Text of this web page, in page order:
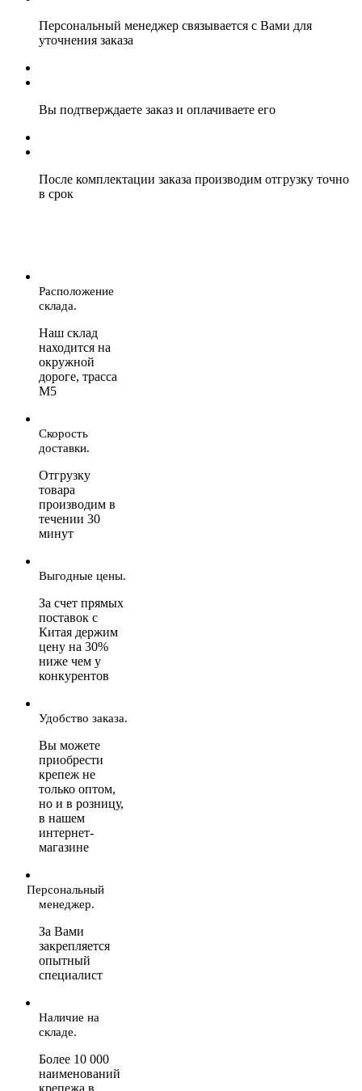
Персональный менеджер связывается с Вами для
уточнения заказа
Вы подтверждаете заказ и оплачиваете его
После комплектации заказа производим отгрузку точно
в срок
Расположение
склада.
Наш склад
находится на
окружной
дороге, трасса
М5
Скорость
доставки.
Отгрузку
товара
производим в
течении 30
минут
Выгодные цены.
За счет прямых
поставок с
Китая держим
цену на 30%
ниже чем у
конкурентов
Удобство заказа.
Вы можете
приобрести
крепеж не
только оптом,
но и в розницу,
в нашем
интернет-
магазине
Персональный
менеджер.
За Вами
закрепляется
опытный
специалист
Наличие на
складе.
Более 10 000
наименований
крепежа в